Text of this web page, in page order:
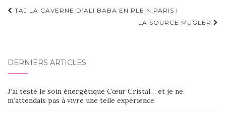
Navigation
TAJ LA CAVERNE D’ALI BABA EN PLEIN PARIS !
LA SOURCE MUGLER
DERNIERS ARTICLES
J’ai testé le soin énergétique Cœur Cristal… et je ne
m’attendais pas à vivre une telle expérience